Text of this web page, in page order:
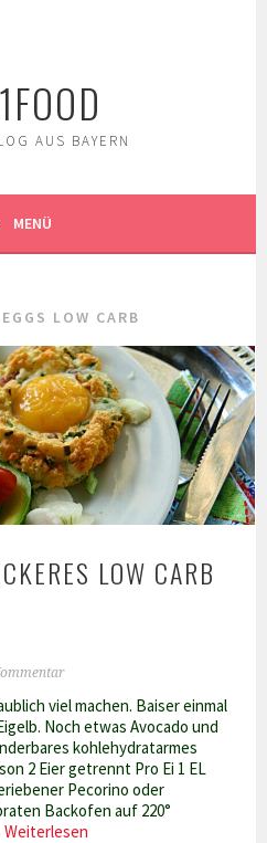
AUS BAYERN
MENÜ
LOW CARB
LOW CARB
viel machen. Baiser einmal
Noch etwas Avocado und
kohlehydratarmes
2 Eier getrennt Pro Ei 1 EL
Pecorino oder
Backofen auf 220°
Weiterlesen